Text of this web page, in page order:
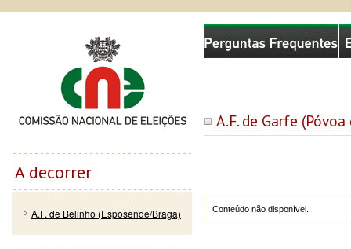
A.F. de Garfe
Conteúdo não disponível.
Comissão Nacional de Eleições
A decorrer
A.F. de Belinho (Esposende/Braga)